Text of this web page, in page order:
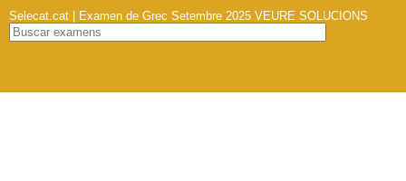
Selecat.cat | Examen de Grec Setembre 2025 VEURE SOLUCIONS